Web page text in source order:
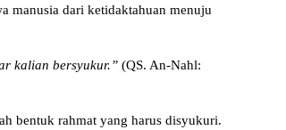
manusia dari ketidaktahuan menuju
kalian bersyukur.” (QS. An-Nahl:
bentuk rahmat yang harus disyukuri.